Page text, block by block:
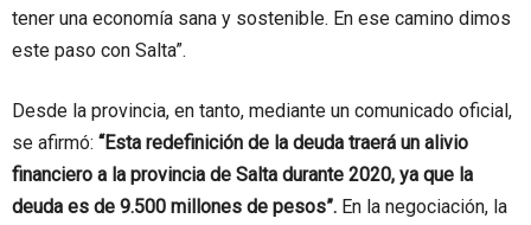
tener una economía sana y sostenible. En ese camino dimos
este paso con Salta”.
Desde la provincia, en tanto, mediante un comunicado oficial,
se afirmó: “Esta redefinición de la deuda traerá un alivio
financiero a la provincia de Salta durante 2020, ya que la
deuda es de 9.500 millones de pesos”. En la negociación, la